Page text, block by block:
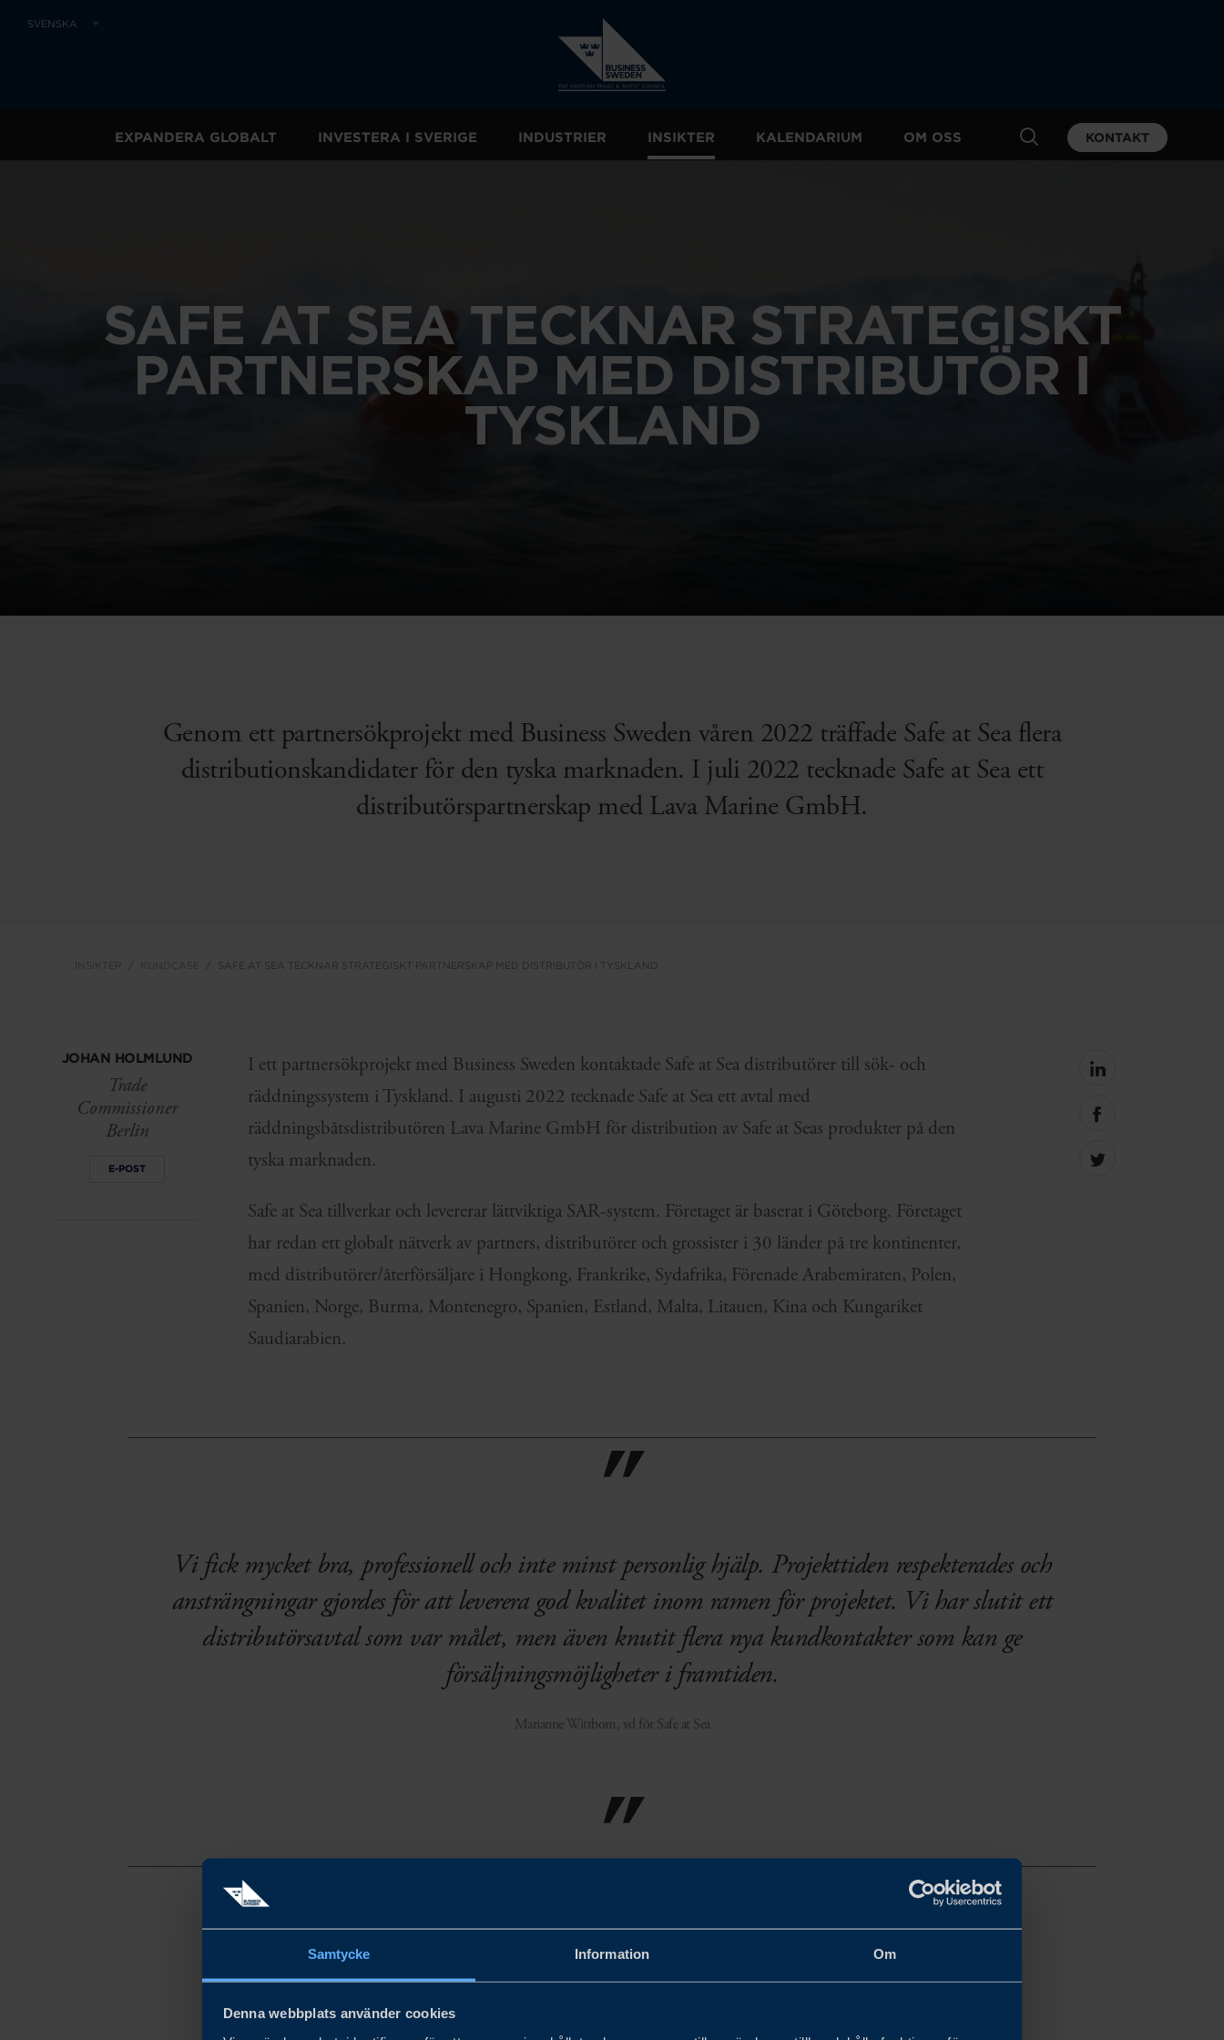
Samtycke Information Om
Denna webbplats använder cookies
SVENSKA
EXPANDERA GLOBALT INVESTERA I SVERIGE INDUSTRIER INSIKTER KALENDARIUM OM OSS KONTAKT
SAFE AT SEA TECKNAR STRATEGISKT
PARTNERSKAP MED DISTRIBUTÖR I
TYSKLAND
Genom ett partnersökprojekt med Business Sweden våren 2022 träffade Safe at Sea flera
distributionskandidater för den tyska marknaden. I juli 2022 tecknade Safe at Sea ett
distributörspartnerskap med Lava Marine GmbH.
SAFE AT SEA TECKNAR STRATEGISKT PARTNERSKAP MED DISTRIBUTÖR I TYSKLAND
JOHAN HOLMLUND
Trade
Commissioner
Berlin
E-POST
I ett partnersökprojekt med Business Sweden kontaktade Safe at Sea distributörer till sök- och
räddningssystem i Tyskland. I augusti 2022 tecknade Safe at Sea ett avtal med
räddningsbåtsdistributören Lava Marine GmbH för distribution av Safe at Seas produkter på den
tyska marknaden.
Safe at Sea tillverkar och levererar lättviktiga SAR-system. Företaget är baserat i Göteborg. Företaget
har redan ett globalt nätverk av partners, distributörer och grossister i 30 länder på tre kontinenter,
med distributörer/återförsäljare i Hongkong, Frankrike, Sydafrika, Förenade Arabemiraten, Polen,
Spanien, Norge, Burma, Montenegro, Spanien, Estland, Malta, Litauen, Kina och Kungariket
Saudiarabien.
Vi fick mycket bra, professionell och inte minst personlig hjälp. Projekttiden respekterades och
ansträngningar gjordes för att leverera god kvalitet inom ramen för projektet. Vi har slutit ett
distributörsavtal som var målet, men även knutit flera nya kundkontakter som kan ge
försäljningsmöjligheter i framtiden.
Marianne Wittbom, vd för Safe at Sea
I Tyskland sålde Safe at Sea direkt till slutkunder, som Röda Korset. För att påskynda försäljningen i
Därmed kontaktade Safe at Sea Business Sweden för att hitta en partner i Tyskland.
Share
linkedin
Share
facebook
Share